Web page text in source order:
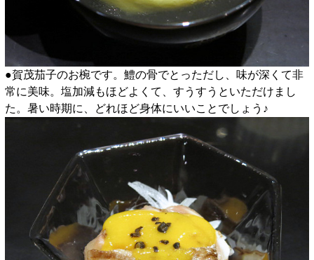
●賀茂茄子のお椀です。鱧の骨でとっただし、味が深くて非
常に美味。塩加減もほどよくて、すうすうといただけまし
た。暑い時期に、どれほど身体にいいことでしょう♪